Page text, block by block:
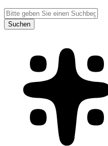
Suchen